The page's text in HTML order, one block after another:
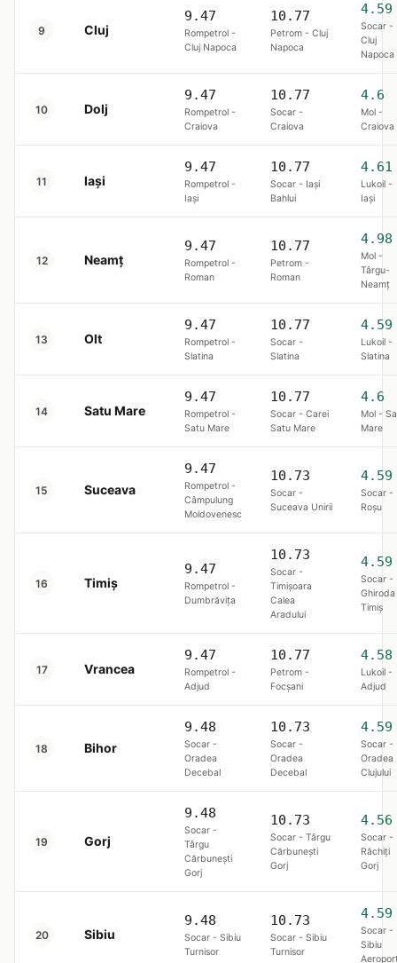
9 Cluj
9.47
Rompetrol -
Cluj Napoca
10.77
Petrom - Cluj
Napoca
4.59
Socar -
Cluj
Napoca
10 Dolj
9.47
Rompetrol -
Craiova
10.77
Socar -
Craiova
4.6
Mol -
Craiova
11 Iași
9.47
Rompetrol -
Iaşi
10.77
Socar - Iaşi
Bahlui
4.61
Lukoil -
Iaşi
12 Neamț
9.47
Rompetrol -
Roman
10.77
Petrom -
Roman
4.98
Mol -
Târgu-
Neamţ
13 Olt
9.47
Rompetrol -
Slatina
10.77
Socar -
Slatina
4.59
Lukoil -
Slatina
14 Satu Mare
9.47
Rompetrol -
Satu Mare
10.77
Socar - Carei
Satu Mare
4.6
Mol -
Mare
15 Suceava
9.47
Rompetrol -
Câmpulung
Moldovenesc
10.73
Socar -
Suceava Unirii
4.59
Socar -
Roşu
16 Timiș
9.47
Rompetrol -
Dumbrăviţa
10.73
Socar -
Timișoara
Calea
Aradului
4.59
Socar -
Ghiroda
Timiş
17 Vrancea
9.47
Rompetrol -
Adjud
10.77
Petrom -
Focşani
4.58
Lukoil -
Adjud
18 Bihor
9.48
Socar -
Oradea
Decebal
10.73
Socar -
Oradea
Decebal
4.59
Socar -
Oradea
Clujului
19 Gorj
9.48
Socar -
Târgu
Cărbunești
Gorj
10.73
Socar - Târgu
Cărbunești
Gorj
4.56
Socar -
Răchiți
Gorj
20 Sibiu
9.48
Socar - Sibiu
Turnisor
10.73
Socar - Sibiu
Turnisor
4.59
Socar -
Sibiu